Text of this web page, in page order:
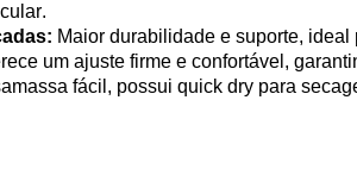
Maior durabilidade e suporte,
um ajuste firme e confortável,
fácil, possui quick dry para